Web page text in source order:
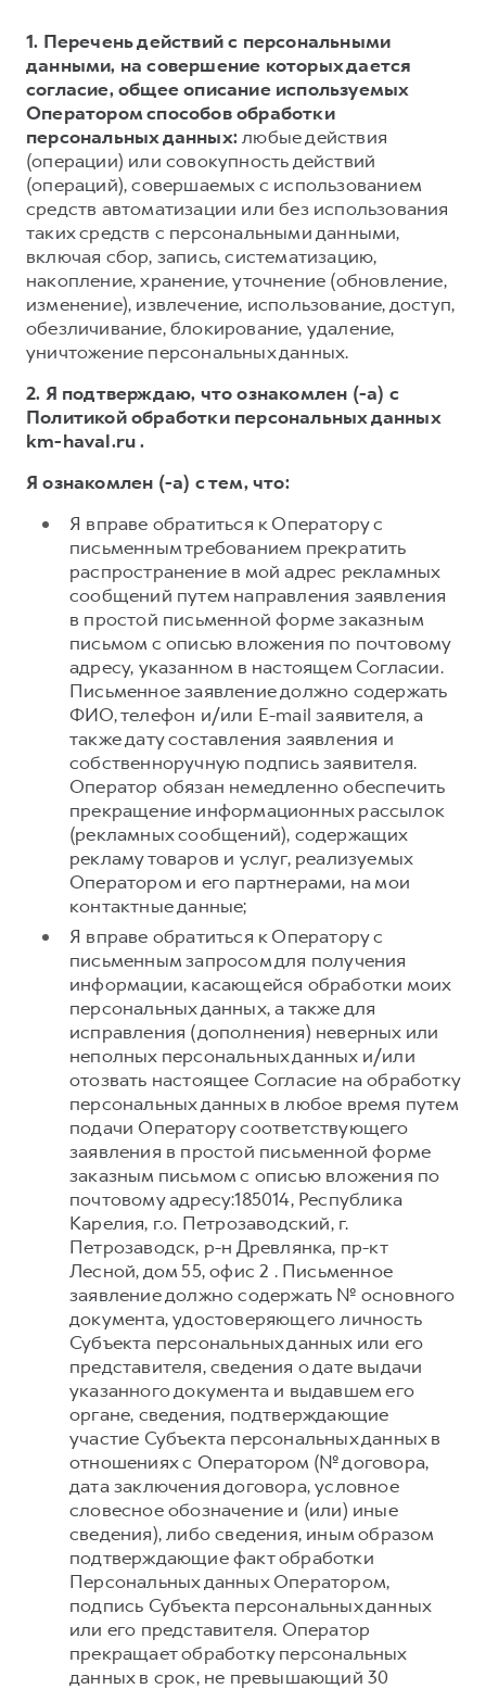
1. Перечень действий с персональными
данными, на совершение которых дается
согласие, общее описание используемых
Оператором способов обработки
персональных данных:любые действия
(операции) или совокупность действий
(операций), совершаемых с использованием
средств автоматизации или без использования
таких средств с персональными данными,
включая сбор, запись, систематизацию,
накопление, хранение, уточнение (обновление,
изменение), извлечение, использование, доступ,
обезличивание, блокирование, удаление,
уничтожение персональных данных.
2. Я подтверждаю, что ознакомлен (-а) с
Политикой обработки персональных данных
km-haval.ru .
Я ознакомлен (-а) с тем, что:
Я вправе обратиться к Оператору с
письменным требованием прекратить
распространение в мой адрес рекламных
сообщений путем направления заявления
в простой письменной форме заказным
письмом с описью вложения по почтовому
адресу, указанном в настоящем Согласии.
Письменное заявление должно содержать
ФИО, телефон и/или E-mail заявителя, а
также дату составления заявления и
собственноручную подпись заявителя.
Оператор обязан немедленно обеспечить
прекращение информационных рассылок
(рекламных сообщений), содержащих
рекламу товаров и услуг, реализуемых
Оператором и его партнерами, на мои
контактные данные;
Я вправе обратиться к Оператору с
письменным запросом для получения
информации, касающейся обработки моих
персональных данных, а также для
исправления (дополнения) неверных или
неполных персональных данных и/или
отозвать настоящее Согласие на обработку
персональных данных в любое время путем
подачи Оператору соответствующего
заявления в простой письменной форме
заказным письмом с описью вложения по
почтовому адресу:185014, Республика
Карелия, г.о. Петрозаводский, г.
Петрозаводск, р-н Древлянка, пр-кт
Лесной, дом 55, офис 2 . Письменное
заявление должно содержать № основного
документа, удостоверяющего личность
Субъекта персональных данных или его
представителя, сведения о дате выдачи
указанного документа и выдавшем его
органе, сведения, подтверждающие
участие Субъекта персональных данных в
отношениях с Оператором (№ договора,
дата заключения договора, условное
словесное обозначение и (или) иные
сведения), либо сведения, иным образом
подтверждающие факт обработки
Персональных данных Оператором,
подпись Субъекта персональных данных
или его представителя. Оператор
прекращает обработку персональных
данных в срок, не превышающий 30